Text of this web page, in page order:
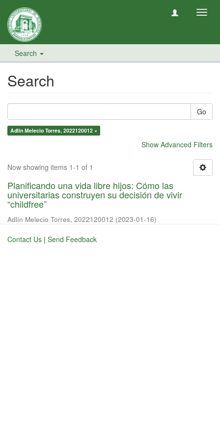
Search
Search
Go
Adlín Melecio Torres, 2022120012 ×
Show Advanced Filters
Now showing items 1-1 of 1
Planificando una vida libre hijos: Cómo las
universitarias construyen su decisión de vivir
“childfree”
Adlín Melecio Torres, 2022120012 (2023-01-16)
Contact Us | Send Feedback